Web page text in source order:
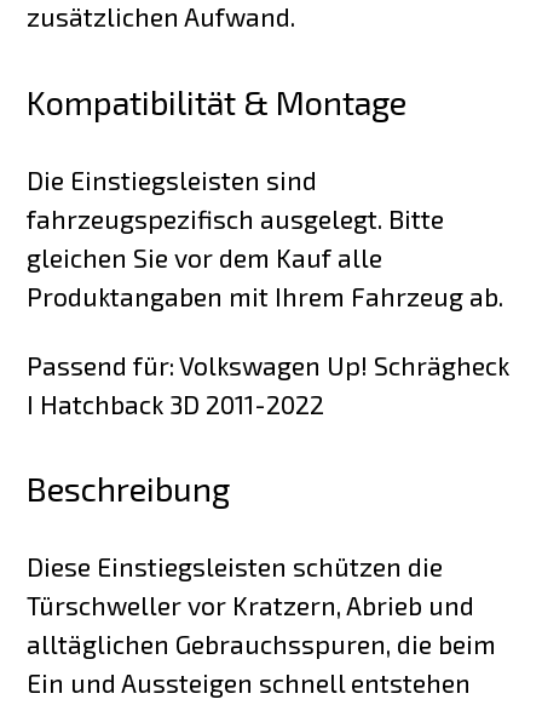
zusätzlichen Aufwand.
Kompatibilität & Montage
Die Einstiegsleisten sind
fahrzeugspezifisch ausgelegt. Bitte
gleichen Sie vor dem Kauf alle
Produktangaben mit Ihrem Fahrzeug ab.
Passend für: Volkswagen Up! Schrägheck
I Hatchback 3D 2011-2022
Beschreibung
Diese Einstiegsleisten schützen die
Türschweller vor Kratzern, Abrieb und
alltäglichen Gebrauchsspuren, die beim
Ein und Aussteigen schnell entstehen